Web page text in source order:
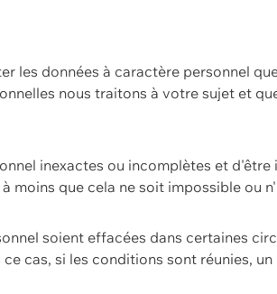
données à caractère personnel
nous traitons à votre sujet et
inexactes ou incomplètes et
moins que cela ne soit impossible ou
soient effacées dans certaines
cas, si les conditions sont réunies,